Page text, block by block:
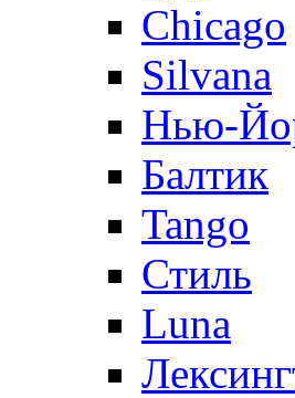
Chicago
Silvana
Нью-
Балтик
Tango
Стиль
Luna